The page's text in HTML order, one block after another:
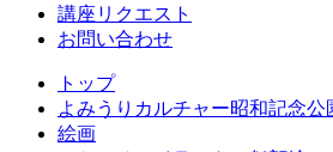
講座リクエスト
お問い合わせ
トップ
よみうりカルチャー昭和記念公
絵画